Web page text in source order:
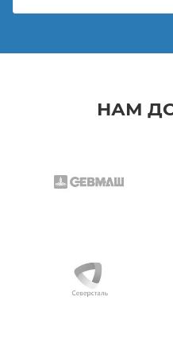
НАМ